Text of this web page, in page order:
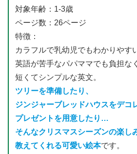
対象年齢：1-3歳
ページ数：26ページ
特徴：
カラフルで乳幼児でもわかりやす
英語が苦手なパパママでも負担な
短くてシンプルな英文。
ツリーを準備したり、
ジンジャーブレッドハウスをデコ
プレゼントを用意したり…
そんなクリスマスシーズンの楽し
教えてくれる可愛い絵本です。